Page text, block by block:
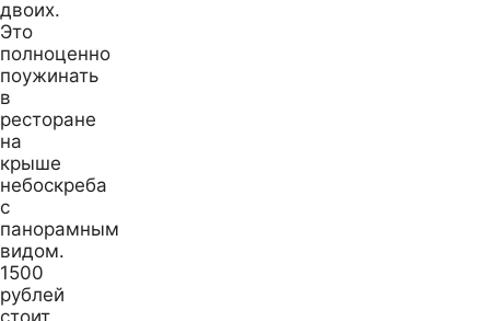
двоих.
Это
полноценно
поужинать
в
ресторане
на
крыше
небоскреба
с
панорамным
видом.
1500
рублей